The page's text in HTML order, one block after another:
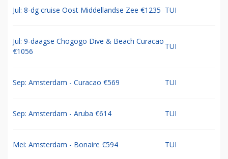
Jul: 8-dg cruise Oost Middellandse Zee €1235 TUI
Jul: 9-daagse Chogogo Dive & Beach Curacao
€1056
TUI
Sep: Amsterdam - Curacao €569 TUI
Sep: Amsterdam - Aruba €614 TUI
Mei: Amsterdam - Bonaire €594 TUI